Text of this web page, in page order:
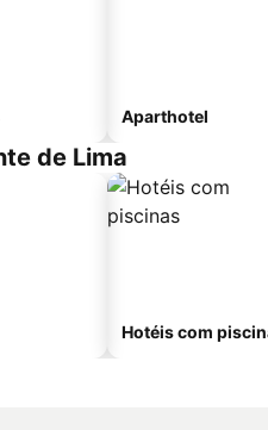
Aparthotel
de Lima
Hotéis com